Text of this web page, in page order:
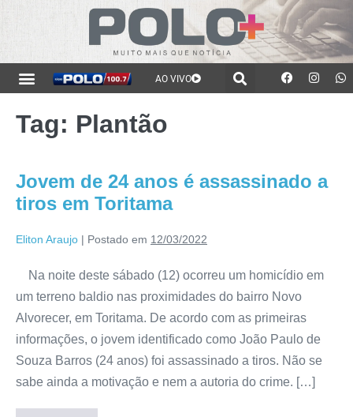
AO VIVO
Tag: Plantão
Jovem de 24 anos é assassinado a
tiros em Toritama
Eliton Araujo | Postado em 12/03/2022
Na noite deste sábado (12) ocorreu um homicídio em
um terreno baldio nas proximidades do bairro Novo
Alvorecer, em Toritama. De acordo com as primeiras
informações, o jovem identificado como João Paulo de
Souza Barros (24 anos) foi assassinado a tiros. Não se
sabe ainda a motivação e nem a autoria do crime. […]